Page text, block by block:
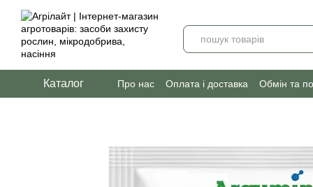
Перейти до основного контенту
Каталог Про нас Оплата і доставка Обмін та